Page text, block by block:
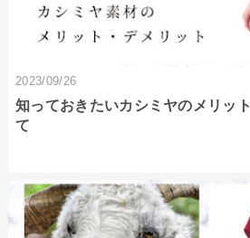
2023/09/26
知っておきたいカシミヤのメリッ
て